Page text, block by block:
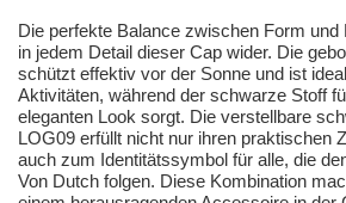
Die perfekte Balance zwischen Form und
in jedem Detail dieser Cap wider. Die
schützt effektiv vor der Sonne und ist
Aktivitäten, während der schwarze Stoff
eleganten Look sorgt. Die verstellbare
LOG09 erfüllt nicht nur ihren praktischen
auch zum Identitätssymbol für alle, die
Von Dutch folgen. Diese Kombination